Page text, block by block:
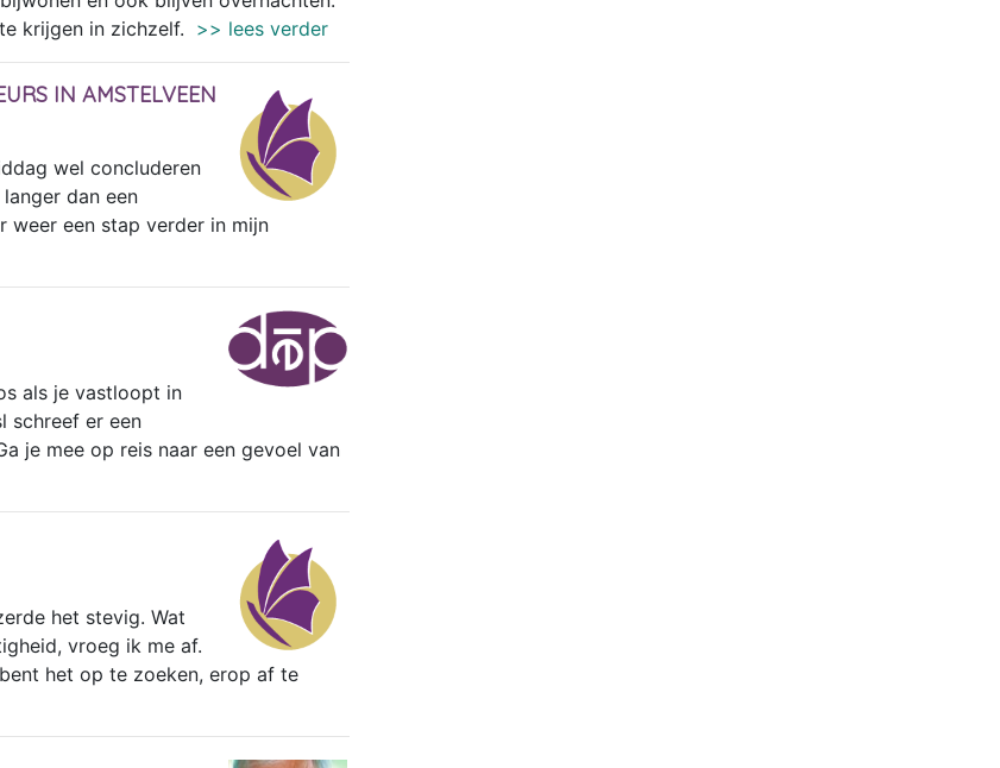
krijgen in zichzelf. >> lees verder
IN AMSTELVEEN
wel concluderen
dan een
weer een stap verder in mijn
als je vastloopt in
schreef er een
je mee op reis naar een gevoel van
het stevig. Wat
vroeg ik me af.
het op te zoeken, erop af te